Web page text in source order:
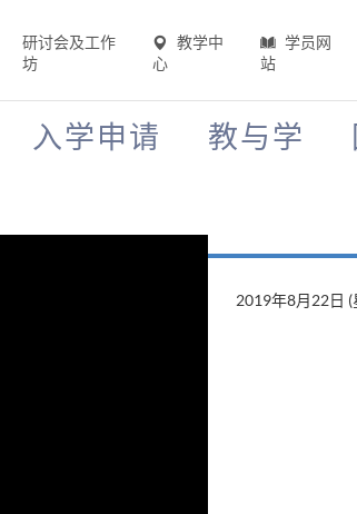
研讨会及工作
坊
教学中
心
学员网
站
入学申请 教与学
2019年8月22日 (